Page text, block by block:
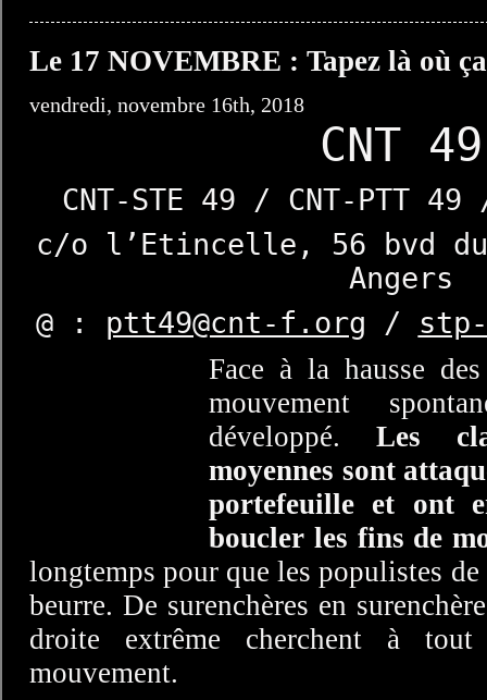
Le 17 NOVEMBRE : Tapez là où
vendredi, novembre 16th, 2018
CNT 49
CNT-STE 49 / CNT-PTT 49
c/o l’Etincelle, 56 bvd du
Angers
@
: ptt49@cnt-f.org /
Face à la hausse
mouvement
développé.Les
moyennes sont
portefeuille et ont
boucler les fins de
longtemps pour que les populistes
beurre. De surenchères en
droite extrême cherchent à
mouvement.